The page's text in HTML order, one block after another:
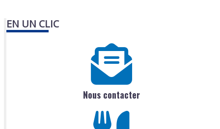
EN UN CLIC
Nous contacter